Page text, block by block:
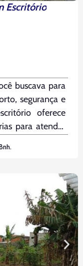
Escritório
buscava para
segurança e
oferece
para atender
sua empresa,
ideal para o
Localização